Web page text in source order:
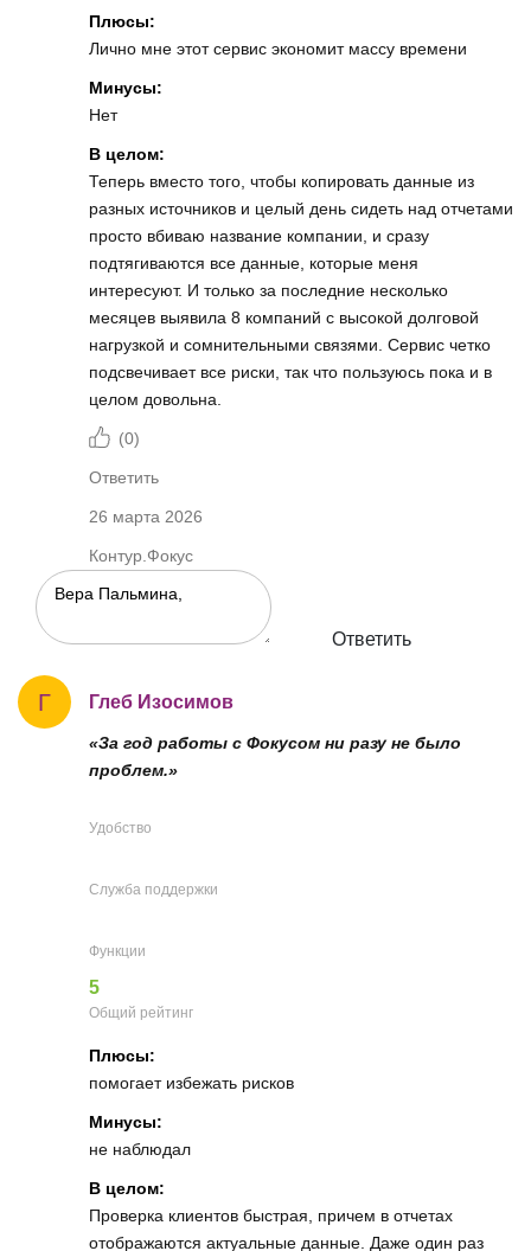
Плюсы:
Лично мне этот сервис экономит массу времени
Минусы:
Нет
В целом:
Теперь вместо того, чтобы копировать данные из
разных источников и целый день сидеть над отчетами
просто вбиваю название компании, и сразу
подтягиваются все данные, которые меня
интересуют. И только за последние несколько
месяцев выявила 8 компаний с высокой долговой
нагрузкой и сомнительными связями. Сервис четко
подсвечивает все риски, так что пользуюсь пока и в
целом довольна.
(0)
Ответить
26 марта 2026
Контур.Фокус
Ответить
Г Глеб Изосимов
«За год работы с Фокусом ни разу не было
проблем.»
Удобство
Служба поддержки
Функции
5
Общий рейтинг
Плюсы:
помогает избежать рисков
Минусы:
не наблюдал
В целом:
Проверка клиентов быстрая, причем в отчетах
отображаются актуальные данные. Даже один раз